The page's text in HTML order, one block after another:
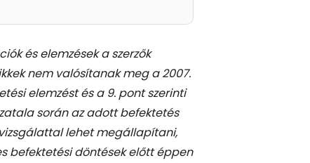
és elemzések a szerzők
nem valósítanak meg a 2007.
elemzést és a 9. pont szerinti
során az adott befektetés
lehet megállapítani,
befektetési döntések előtt éppen